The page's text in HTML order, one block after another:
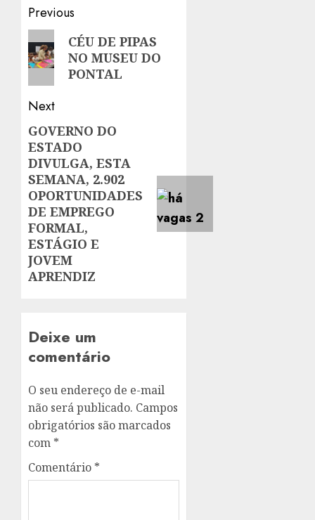
Post
navigation
Previous
Previous
post:
CÉU DE PIPAS
NO MUSEU DO
PONTAL
Next
Next
post:
GOVERNO DO
ESTADO
DIVULGA, ESTA
SEMANA, 2.902
OPORTUNIDADES
DE EMPREGO
FORMAL,
ESTÁGIO E
JOVEM
APRENDIZ
Deixe um
comentário
O seu endereço de e-mail
não será publicado. Campos
obrigatórios são marcados
com *
Comentário *